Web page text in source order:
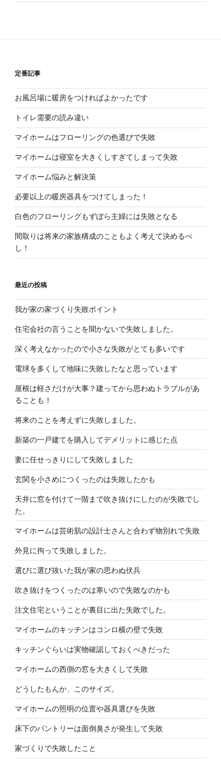
定番記事
お風呂場に暖房をつければよかったです
トイレ需要の読み違い
マイホームはフローリングの色選びで失敗
マイホームは寝室を大きくしすぎてしまって失敗
マイホーム悩みと解決策
必要以上の暖房器具をつけてしまった！
白色のフローリングもずぼら主婦には失敗となる
間取りは将来の家族構成のこともよく考えて決めるべ
し！
最近の投稿
我が家の家づくり失敗ポイント
住宅会社の言うことを聞かないで失敗しました。
深く考えなかったので小さな失敗がとても多いです
電球を多くして地味に失敗したなと思っています
屋根は軽さだけが大事？建ってから思わぬトラブルがあ
ることも！
将来のことを考えずに失敗しました。
新築の一戸建てを購入してデメリットに感じた点
妻に任せっきりにして失敗しました
玄関を小さめにつくったのは失敗したかも
天井に窓を付けて一階まで吹き抜けにしたのが失敗でし
た。
マイホームは芸術肌の設計士さんと合わず物別れで失敗
外見に拘って失敗しました。
選びに選び抜いた我が家の思わぬ伏兵
吹き抜けをつくったのは寒いので失敗なのかも
注文住宅ということが裏目に出た失敗でした。
マイホームのキッチンはコンロ横の壁で失敗
キッチンぐらいは実物確認しておくべきだった
マイホームの西側の窓を大きくして失敗
どうしたもんか、このサイズ。
マイホームの照明の位置や器具選びを失敗
床下のパントリーは面倒臭さが発生して失敗
家づくりで失敗したこと